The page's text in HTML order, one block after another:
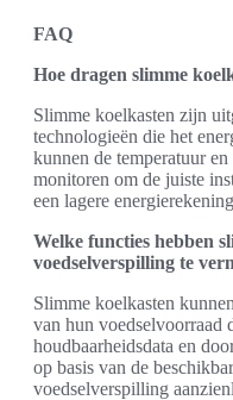
FAQ
Hoe dragen slimme
Slimme koelkasten zijn
technologieën die het
kunnen de temperatuur
monitoren om de juiste
een lagere
Welke functies hebben
voedselverspilling te
Slimme koelkasten
van hun voedselvoorraad
houdbaarheidsdata en
op basis van de
voedselverspilling